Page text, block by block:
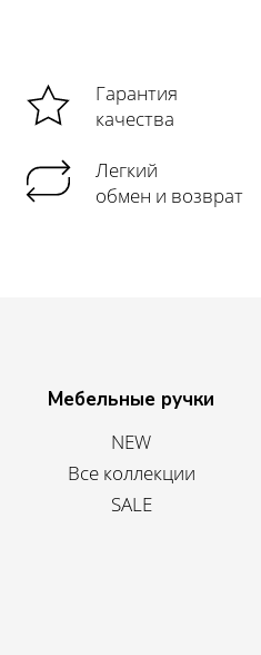
Гарантия
качества
Легкий
обмен и возврат
Мебельные ручки
NEW
Все коллекции
SALE